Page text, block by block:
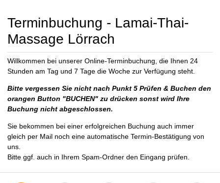
Terminbuchung - Lamai-Thai-
Massage Lörrach
Willkommen bei unserer Online-Terminbuchung, die Ihnen 24
Stunden am Tag und 7 Tage die Woche zur Verfügung steht.
Bitte vergessen Sie nicht nach Punkt 5 Prüfen & Buchen den
orangen Button "BUCHEN" zu drücken sonst wird Ihre
Buchung nicht abgeschlossen.
Sie bekommen bei einer erfolgreichen Buchung auch immer
gleich per Mail noch eine automatische Termin-Bestätigung von
uns.
Bitte ggf. auch in Ihrem Spam-Ordner den Eingang prüfen.